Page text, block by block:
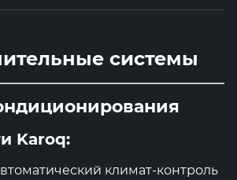
системы
Karoq:
климат-контроль